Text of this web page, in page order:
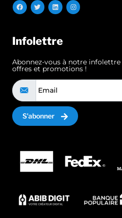
Infolettre
Abonnez-vous à notre
offres et promotions !
S'abonner